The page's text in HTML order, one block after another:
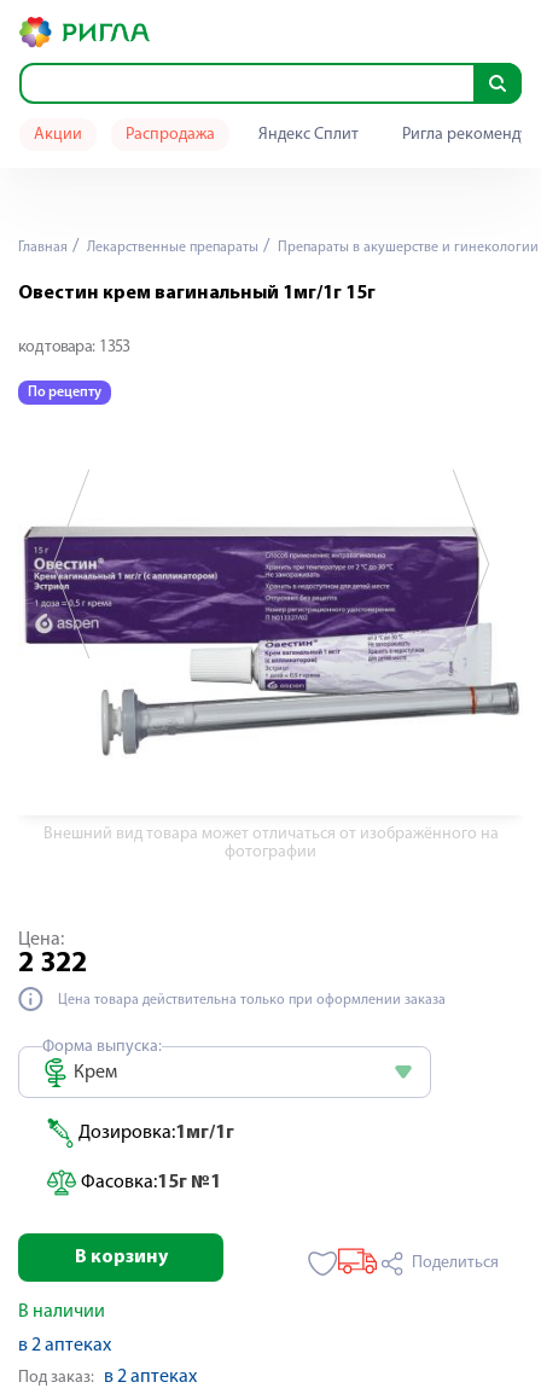
Акции Распродажа Яндекс Сплит Ригла
Главная Лекарственные препараты Препараты в акушерстве и гинекологии
Овестин крем вагинальный 1мг/1г 15г
код товара: 1353
По рецепту
Внешний вид товара может отличаться от изображённого на
фотографии
Цена:
2 322
Цена товара действительна только при оформлении заказа
Форма выпуска:
Крем
Дозировка:1мг/1г
Фасовка:15г №1
В корзину Поделиться
В наличии
в 2 аптеках
Под заказ: в 2 аптеках